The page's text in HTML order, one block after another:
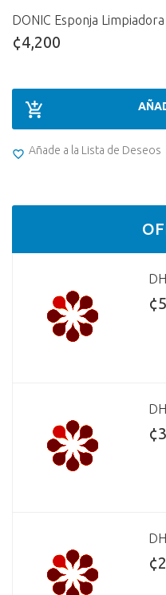
DONIC Esponja Limpiadora
¢4,200
Añade a la Lista de Deseos